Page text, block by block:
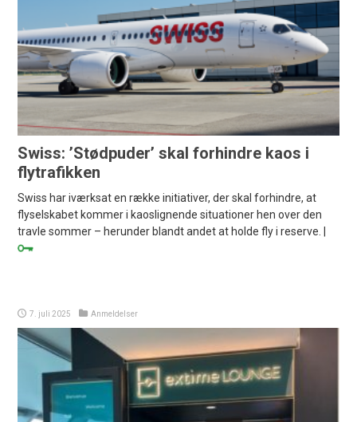
Swiss: ’Stødpuder’ skal forhindre kaos i
flytrafikken
Swiss har iværksat en række initiativer, der skal forhindre, at
flyselskabet kommer i kaoslignende situationer hen over den
travle sommer – herunder blandt andet at holde fly i reserve. |
7. juli 2025 Anmeldelser